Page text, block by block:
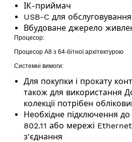
ІК-приймач
USB-C для
Вбудоване джерело
Процесор:
Процесор A8 з 64-бітної архітектурою
Системні вимоги:
Для покупки і прокату
також для використання
колекції потрібен
Необхідне підключення
802.11 або мережі
з'єднання